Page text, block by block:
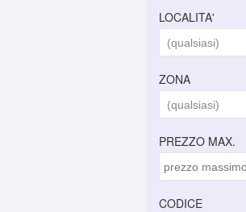
LOCALITA'
ZONA
PREZZO MAX.
CODICE